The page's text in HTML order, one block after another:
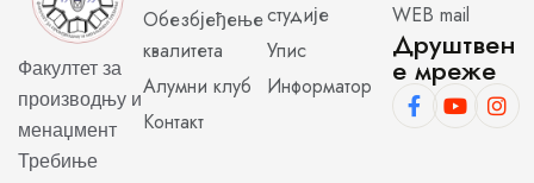
Факултет за
производњу и
менаџмент
Требиње
Обезбјеђење
квалитета
Алумни клуб
Контакт
студије
Упис
Информатор
WEB mail
Друштвен
е мреже